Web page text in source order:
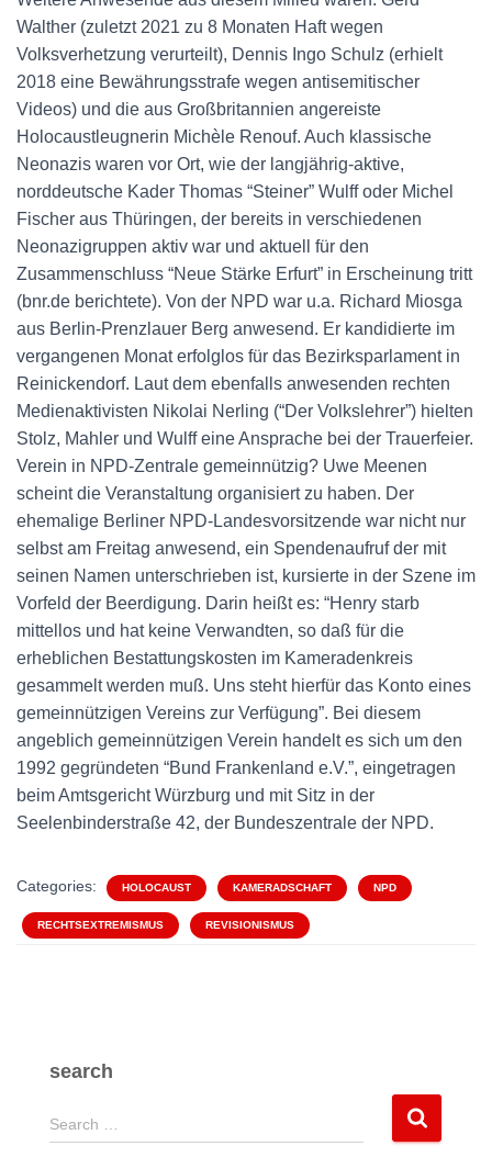
Walther (zuletzt 2021 zu 8 Monaten Haft wegen
Volksverhetzung verurteilt), Dennis Ingo Schulz (erhielt
2018 eine Bewährungsstrafe wegen antisemitischer
Videos) und die aus Großbritannien angereiste
Holocaustleugnerin Michèle Renouf. Auch klassische
Neonazis waren vor Ort, wie der langjährig-aktive,
norddeutsche Kader Thomas “Steiner” Wulff oder Michel
Fischer aus Thüringen, der bereits in verschiedenen
Neonazigruppen aktiv war und aktuell für den
Zusammenschluss “Neue Stärke Erfurt” in Erscheinung tritt
(bnr.de berichtete). Von der NPD war u.a. Richard Miosga
aus Berlin-Prenzlauer Berg anwesend. Er kandidierte im
vergangenen Monat erfolglos für das Bezirksparlament in
Reinickendorf. Laut dem ebenfalls anwesenden rechten
Medienaktivisten Nikolai Nerling (“Der Volkslehrer”) hielten
Stolz, Mahler und Wulff eine Ansprache bei der Trauerfeier.
Verein in NPD-Zentrale gemeinnützig? Uwe Meenen
scheint die Veranstaltung organisiert zu haben. Der
ehemalige Berliner NPD-Landesvorsitzende war nicht nur
selbst am Freitag anwesend, ein Spendenaufruf der mit
seinen Namen unterschrieben ist, kursierte in der Szene im
Vorfeld der Beerdigung. Darin heißt es: “Henry starb
mittellos und hat keine Verwandten, so daß für die
erheblichen Bestattungskosten im Kameradenkreis
gesammelt werden muß. Uns steht hierfür das Konto eines
gemeinnützigen Vereins zur Verfügung”. Bei diesem
angeblich gemeinnützigen Verein handelt es sich um den
1992 gegründeten “Bund Frankenland e.V.”, eingetragen
beim Amtsgericht Würzburg und mit Sitz in der
Seelenbinderstraße 42, der Bundeszentrale der NPD.
Categories: HOLOCAUST KAMERADSCHAFT NPD
RECHTSEXTREMISMUS REVISIONISMUS
search
S
e
Search …